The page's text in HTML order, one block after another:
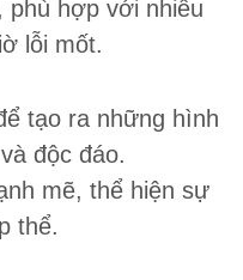
phù hợp với nhiều
lỗi mốt.
tạo ra những hình
độc đáo.
mẽ, thể hiện sự
thể.